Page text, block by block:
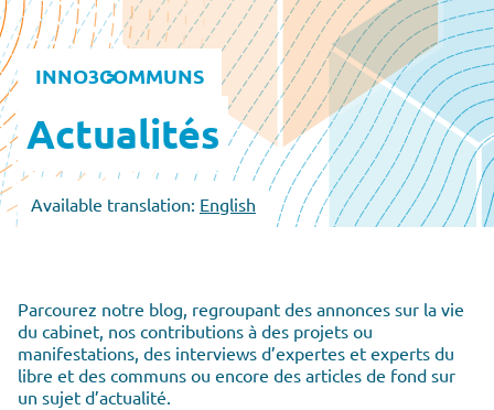
INNO3COMMUNS
Actualités
Available translation: English
Parcourez notre blog, regroupant des annonces sur la vie
du cabinet, nos contributions à des projets ou
manifestations, des interviews d’expertes et experts du
libre et des communs ou encore des articles de fond sur
un sujet d’actualité.